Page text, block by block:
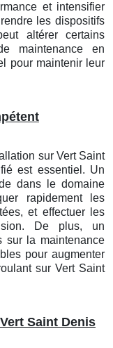
et intensifier
les dispositifs
altérer certains
maintenance en
pour maintenir leur
sur Vert Saint
est essentiel. Un
dans le domaine
rapidement les
et effectuer les
De plus, un
sur la maintenance
pour augmenter
sur Vert Saint
Saint Denis